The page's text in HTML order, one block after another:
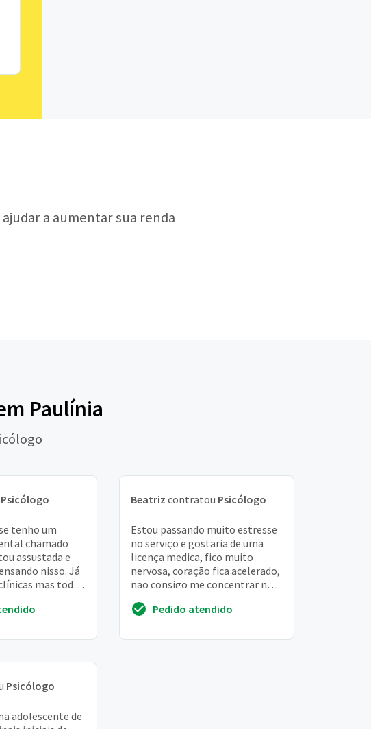
a aumentar sua renda
Paulínia
Psicólogo
tenho um
chamado
assustada e
nisso. Já
mas todas
Beatriz contratou Psicólogo
Estou passando muito estresse
no serviço e gostaria de uma
licença medica, fico muito
nervosa, coração fica acelerado,
nao consigo me concentrar nas
bebe dura...
Pedido atendido
Psicólogo
adolescente de